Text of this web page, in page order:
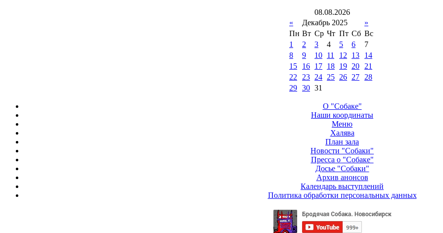
08.08.2026
«
Декабрь 2025
»
Пн Вт Ср Чт Пт Сб Вс
1
2 3 4 5 6
7
8
9 10 11 12 13
14
15
16 17 18 19 20
21
22
23 24 25 26 27
28
29 30 31
О "Собаке"
Наши координаты
Меню
Халява
План зала
Новости "Собаки"
Пресса о "Собаке"
Досье "Собаки"
Архив анонсов
Календарь выступлений
Политика обработки персональных данных